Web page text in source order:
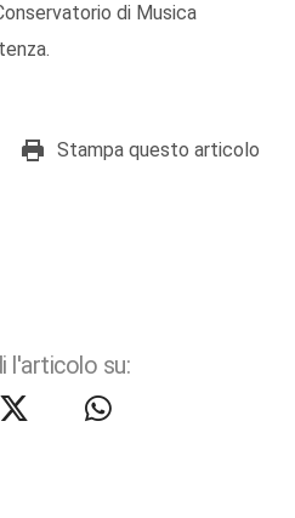
di Musica
Stampa questo articolo
l'articolo su: